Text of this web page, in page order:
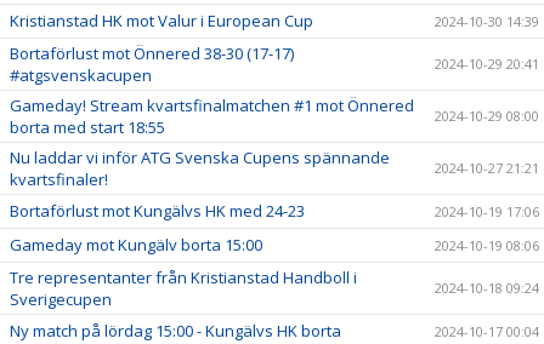
Kristianstad HK mot Valur i European Cup 2024-10-30 14:39
Bortaförlust mot Önnered 38-30 (17-17)
#atgsvenskacupen
2024-10-29 20:41
Gameday! Stream kvartsfinalmatchen #1 mot Önnered
borta med start 18:55
2024-10-29 08:00
Nu laddar vi inför ATG Svenska Cupens spännande
kvartsfinaler!
2024-10-27 21:21
Bortaförlust mot Kungälvs HK med 24-23 2024-10-19 17:06
Gameday mot Kungälv borta 15:00 2024-10-19 08:06
Tre representanter från Kristianstad Handboll i
Sverigecupen
2024-10-18 09:24
Ny match på lördag 15:00 - Kungälvs HK borta 2024-10-17 00:04